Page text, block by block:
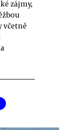
zájmy,
včetně